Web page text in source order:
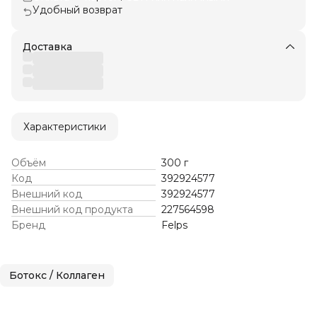
Удобный возврат
Доставка
Характеристики
Объём
300 г
Код
392924577
Внешний код
392924577
Внешний код продукта
227564598
Бренд
Felps
Ботокс / Коллаген